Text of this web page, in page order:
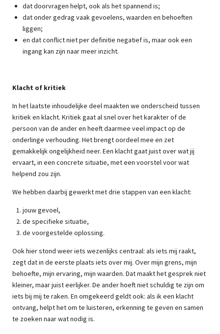
dat doorvragen helpt, ook als het spannend is;
dat onder gedrag vaak gevoelens, waarden en behoeften
liggen;
en dat conflict niet per definitie negatief is, maar ook een
ingang kan zijn naar meer inzicht.
Klacht of kritiek
In het laatste inhoudelijke deel maakten we onderscheid tussen
kritiek en klacht. Kritiek gaat al snel over het karakter of de
persoon van de ander en heeft daarmee veel impact op de
onderlinge verhouding. Het brengt oordeel mee en zet
gemakkelijk ongelijkheid neer. Een klacht gaat juist over wat jij
ervaart, in een concrete situatie, met een voorstel voor wat
helpend zou zijn.
We hebben daarbij gewerkt met drie stappen van een klacht:
jouw gevoel,
de specifieke situatie,
de voorgestelde oplossing.
Ook hier stond weer iets wezenlijks centraal: als iets mij raakt,
zegt dat in de eerste plaats iets over mij. Over mijn grens, mijn
behoefte, mijn ervaring, mijn waarden. Dat maakt het gesprek niet
kleiner, maar juist eerlijker. De ander hoeft niet schuldig te zijn om
iets bij mij te raken. En omgekeerd geldt ook: als ik een klacht
ontvang, helpt het om te luisteren, erkenning te geven en samen
te zoeken naar wat nodig is.